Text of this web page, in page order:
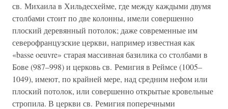
св. Михаила в Хильдесхейме, где между каждыми двумя
столбами стоит по две колонны, имели совершенно
плоский деревянный потолок; даже современные им
северофранцузские церкви, например известная как
«basse oeuvre» старая массивная базилика со столбами в
Бове (987–998) и церковь св. Ремигия в Реймсе (1005–
1049), имеют, по крайней мере, над средним нефом или
плоский потолок, или совершенно открытые кровельные
стропила. В церкви св. Ремигия поперечными